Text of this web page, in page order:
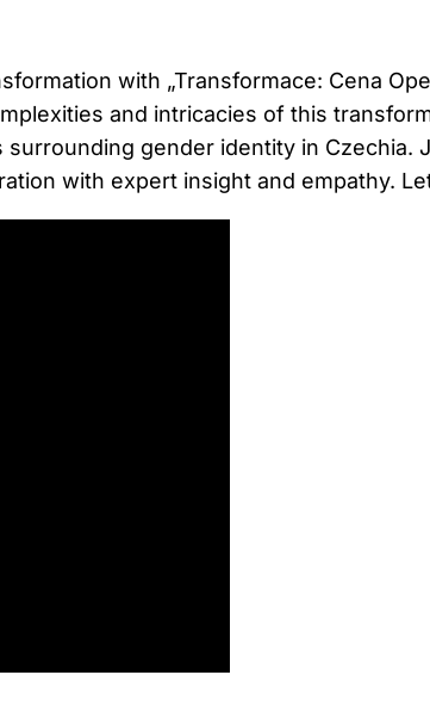
with „Transformace: Cena
and intricacies of this
gender identity in
with expert insight and empathy.